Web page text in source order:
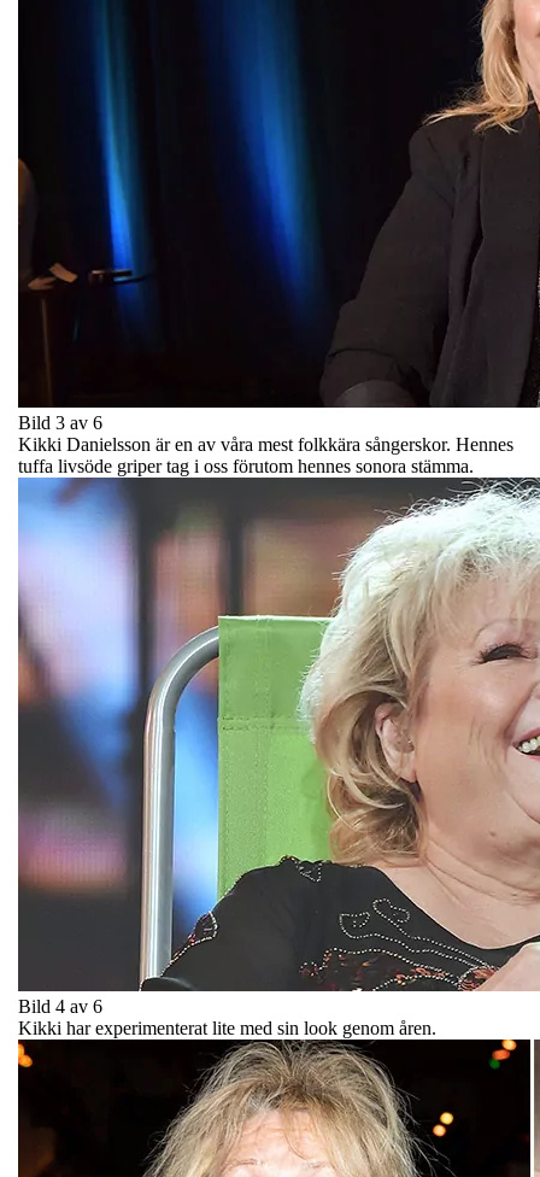
Bild 3 av 6
Kikki Danielsson är en av våra mest folkkära sångerskor. Hennes
tuffa livsöde griper tag i oss förutom hennes sonora stämma.
Bild 4 av 6
Kikki har experimenterat lite med sin look genom åren.